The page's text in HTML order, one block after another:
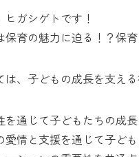
ヒガシゲトです！
保育の魅力に迫る！？保
、子どもの成長を支え
を通じて子どもたちの成
愛情と支援を通じて子ど